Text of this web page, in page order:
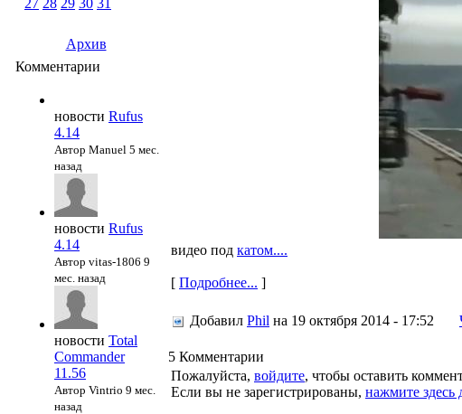
27 28 29 30 31
Архив
Комментарии
новости Rufus
4.14
Автор Manuel 5 мес.
назад
новости Rufus
4.14
Автор vitas-1806 9
мес. назад
новости Total
Commander
11.56
Автор Vintrio 9 мес.
назад
видео под катом....
[ Подробнее... ]
Добавил Phil на 19 октября 2014 - 17:52
5 Комментарии
Пожалуйста, войдите, чтобы оставить
Если вы не зарегистрированы, нажмите здесь